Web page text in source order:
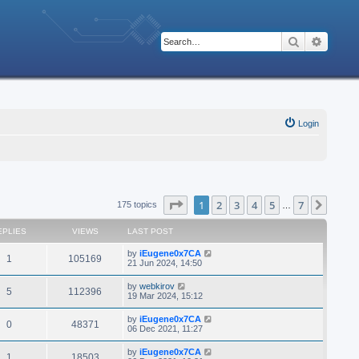
Search
Login
175 topics Page of 7
1 2 3 4 5 7
VIEWS LAST POST
1 105169 by iEugene0x7CA
21 Jun 2024, 14:50
5 112396 by webkirov
19 Mar 2024, 15:12
0 48371 by iEugene0x7CA
06 Dec 2021, 11:27
by iEugene0x7CA